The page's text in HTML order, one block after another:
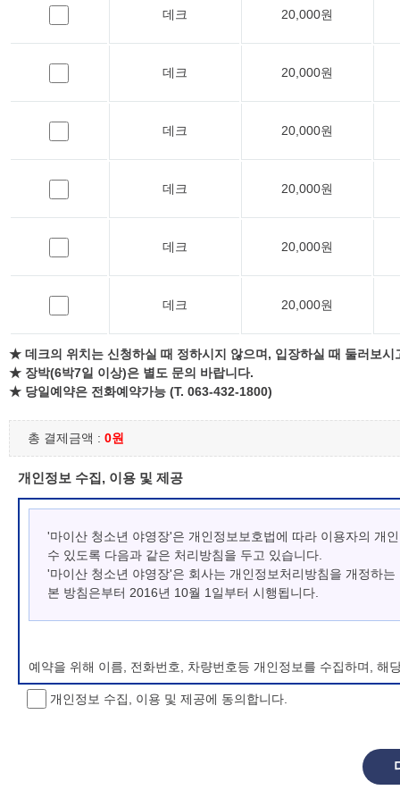
데크 20,000원
데크 20,000원
데크 20,000원
데크 20,000원
데크 20,000원
데크 20,000원
★ 데크의 위치는 신청하실 때 정하시지 않으며, 입장하실 때 둘러보시
★ 장박(6박7일 이상)은 별도 문의 바랍니다.
★ 당일예약은 전화예약가능 (T. 063-432-1800)
총 결제금액 : 0원
개인정보 수집, 이용 및 제공
'마이산 청소년 야영장'은 개인정보보호법에 따라 이용자의 개
수 있도록 다음과 같은 처리방침을 두고 있습니다.
'마이산 청소년 야영장'은 회사는 개인정보처리방침을 개정하
본 방침은부터 2016년 10월 1일부터 시행됩니다.
예약을 위해 이름, 전화번호, 차량번호등 개인정보를 수집하며, 해
개인정보 처리방침 변경
개인정보 수집, 이용 및 제공에 동의합니다.